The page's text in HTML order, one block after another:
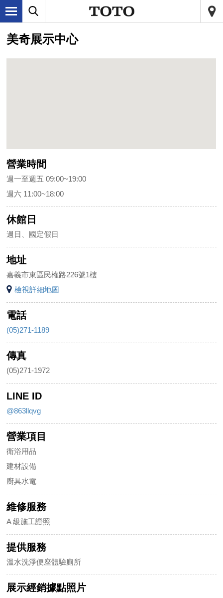
美奇展示中心
營業時間
週一至週五 09:00~19:00
週六 11:00~18:00
休館日
週日、國定假日
地址
嘉義市東區民權路226號1樓
檢視詳細地圖
電話
(05)271-1189
傳真
(05)271-1972
LINE ID
@863llqvg
營業項目
衛浴用品
建材設備
廚具水電
維修服務
A 級施工證照
提供服務
溫水洗淨便座體驗廁所
展示經銷據點照片